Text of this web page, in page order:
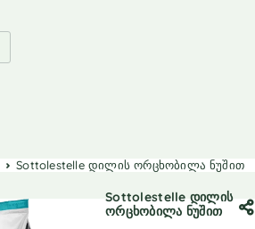
Sottolestelle დილის ორცხობილა ნუშით
Sottolestelle დილის
ორცხობილა ნუშით